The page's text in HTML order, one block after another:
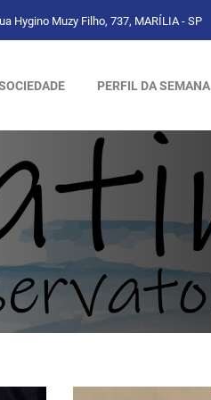
Hygino Muzy Filho, 737, MARÍLIA - SP
PERFIL DA SEMANA